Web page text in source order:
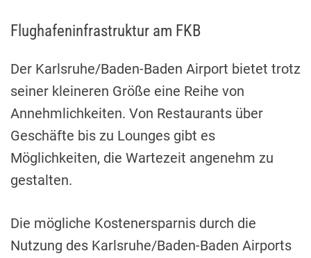
Flughafeninfrastruktur am FKB
Der Karlsruhe/Baden-Baden Airport bietet trotz
seiner kleineren Größe eine Reihe von
Annehmlichkeiten. Von Restaurants über
Geschäfte bis zu Lounges gibt es
Möglichkeiten, die Wartezeit angenehm zu
gestalten.
Die mögliche Kostenersparnis durch die
Nutzung des Karlsruhe/Baden-Baden Airports